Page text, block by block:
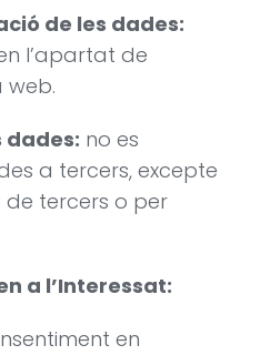
de les dades:
l’apartat de
web.
dades: no es
a tercers, excepte
tercers o per
a l’Interessat:
en